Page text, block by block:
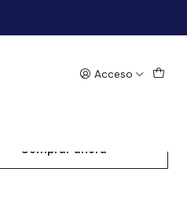
Acceso
Frontal
Comprar ahora